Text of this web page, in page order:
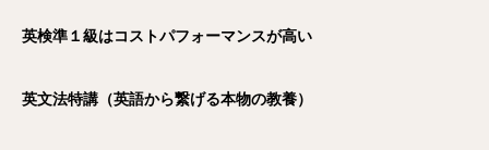
英検準１級はコストパフォーマンスが高い
英文法特講（英語から繋げる本物の教養）